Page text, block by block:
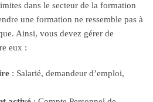
dans le secteur de la formation
une formation ne ressemble pas à
Ainsi, vous devez gérer de
eux :
: Salarié, demandeur d’emploi,